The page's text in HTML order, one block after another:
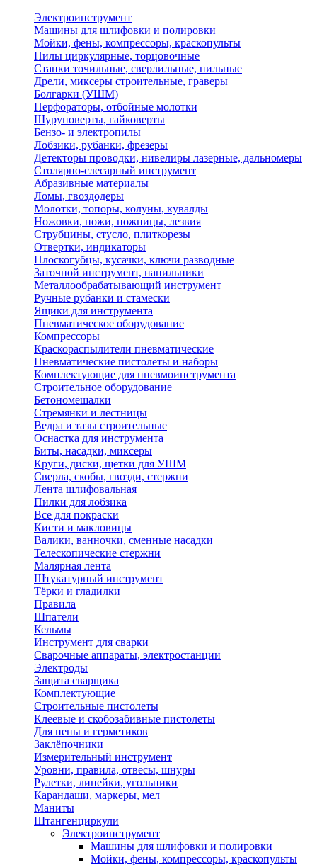
Электроинструмент
Машины для шлифовки и полировки
Мойки, фены, компрессоры, краскопульты
Пилы циркулярные, торцовочные
Станки точильные, сверлильные, пильные
Дрели, миксеры строительные, граверы
Болгарки (УШМ)
Перфораторы, отбойные молотки
Шуруповерты, гайковерты
Бензо- и электропилы
Лобзики, рубанки, фрезеры
Детекторы проводки, нивелиры лазерные, дальномеры
Столярно-слесарный инструмент
Абразивные материалы
Ломы, гвоздодеры
Молотки, топоры, колуны, кувалды
Ножовки, ножи, ножницы, лезвия
Струбцины, стусло, плиткорезы
Отвертки, индикаторы
Плоскогубцы, кусачки, ключи разводные
Заточной инструмент, напильники
Металлообрабатывающий инструмент
Ручные рубанки и стамески
Ящики для инструмента
Пневматическое оборудование
Компрессоры
Краскораспылители пневматические
Пневматические пистолеты и наборы
Комплектующие для пневмоинструмента
Строительное оборудование
Бетономешалки
Стремянки и лестницы
Ведра и тазы строительные
Оснастка для инструмента
Биты, насадки, миксеры
Круги, диски, щетки для УШМ
Сверла, скобы, гвозди, стержни
Лента шлифовальная
Пилки для лобзика
Все для покраски
Кисти и макловицы
Валики, ванночки, сменные насадки
Телескопические стержни
Малярная лента
Штукатурный инструмент
Тёрки и гладилки
Правила
Шпатели
Кельмы
Инструмент для сварки
Сварочные аппараты, электростанции
Электроды
Защита сварщика
Комплектующие
Строительные пистолеты
Клеевые и скобозабивные пистолеты
Для пены и герметиков
Заклёпочники
Измерительный инструмент
Уровни, правила, отвесы, шнуры
Рулетки, линейки, угольники
Карандаши, маркеры, мел
Маниты
Штангенциркули
Электроинструмент
Машины для шлифовки и полировки
Мойки, фены, компрессоры, краскопульты